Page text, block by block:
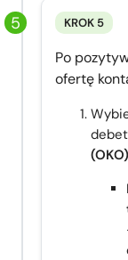
KROK 5
Po
ofertę
(OKO)